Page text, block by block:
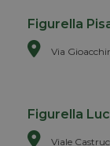
Figurella
Via
Figurella
Viale